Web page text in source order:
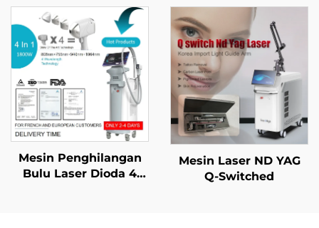
Dwiganda RF 1/2 MHz
dengan Rawatan
Presisi Empat
Frekuensi serta
Terminal Umur
Mesin Penghilangan
Bulu Laser Dioda 4
Mesin Laser ND YAG
Q-Switched